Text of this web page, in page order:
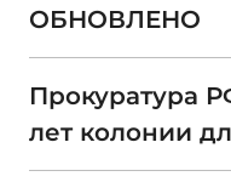
ОБНОВЛЕНО
Прокуратура
лет колонии